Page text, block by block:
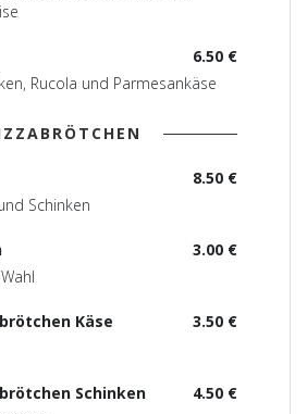
6.50 €
Rucola und Parmesankäse
8.50 €
Schinken
3.00 €
3.50 €
Käse
4.50 €
Schinken